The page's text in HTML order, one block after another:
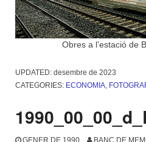
Obres a l’estació de
UPDATED: desembre de 2023
CATEGORIES: ECONOMIA,
GENER DE 1990 BANC DE